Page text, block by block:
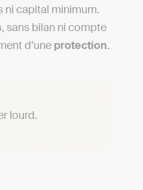
ni capital minimum.
, sans bilan ni compte
d’une protection.
lourd.